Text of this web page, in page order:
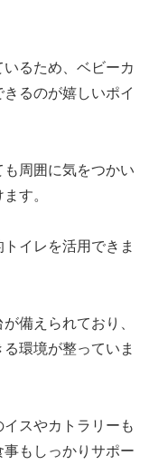
るため、ベビーカ
るのが嬉しいポイ
周囲に気をつかい
す。
イレを活用できま
備えられており、
環境が整っていま
スやカトラリーも
もしっかりサポー